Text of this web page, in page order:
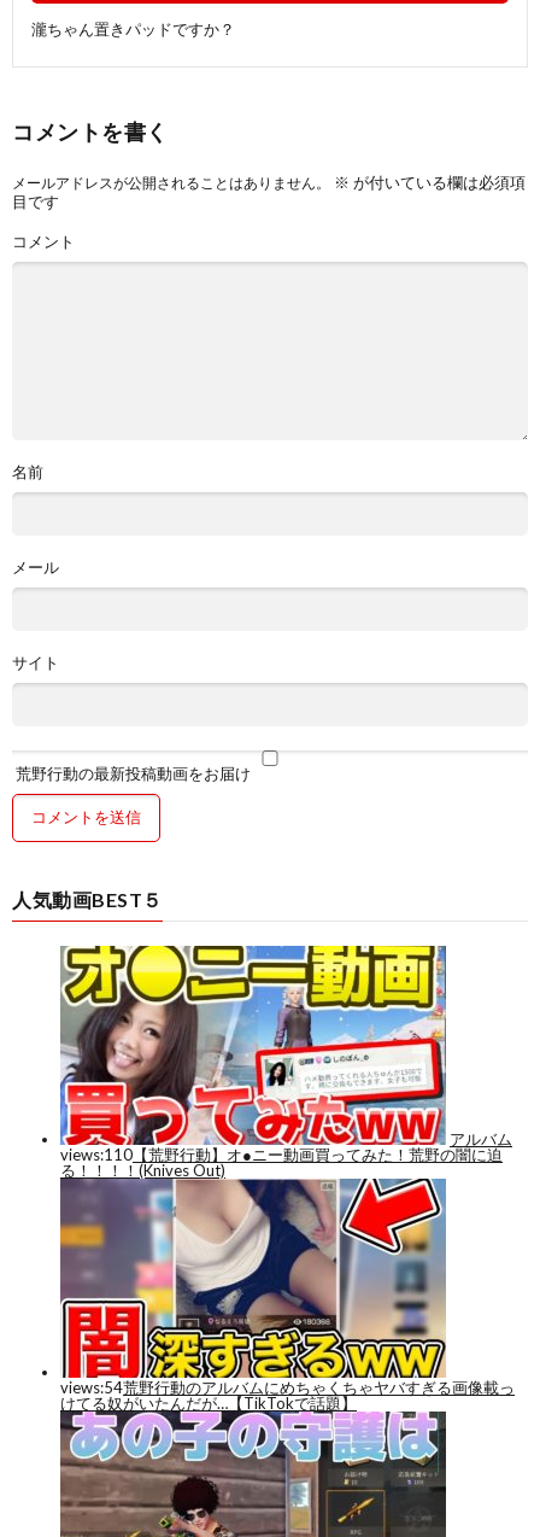
瀧ちゃん置きパッドですか？
コメントを書く
メールアドレスが公開されることはありません。 ※ が付いている欄は必須項
目です
コメント
名前
メール
サイト
荒野行動の最新投稿動画をお届け
人気動画BEST５